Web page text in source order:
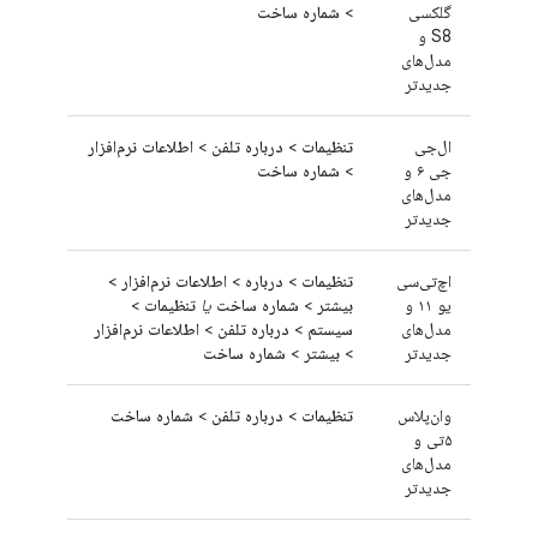
گلکسی
S8 و
مدل‌های
جدیدتر
> شماره ساخت
ال‌جی
جی ۶ و
مدل‌های
جدیدتر
تنظیمات > درباره تلفن > اطلاعات نرم‌افزار
> شماره ساخت
اچ‌تی‌سی
یو ۱۱ و
مدل‌های
جدیدتر
تنظیمات > درباره > اطلاعات نرم‌افزار >
بیشتر > شماره ساخت یا تنظیمات >
سیستم > درباره تلفن > اطلاعات نرم‌افزار
> بیشتر > شماره ساخت
وان‌پلاس
۵تی و
مدل‌های
جدیدتر
تنظیمات > درباره تلفن > شماره ساخت